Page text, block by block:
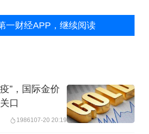
的动态变化，资本市场将
，可能出现局势升级后的
面对战争带来的高度不确
普遍采取紧急避险行为，
资产、增持黄金、国债等
此同时，冲突导致的全球
一财经APP，继续阅读
”，国际金价
口
1986107-20 20:19